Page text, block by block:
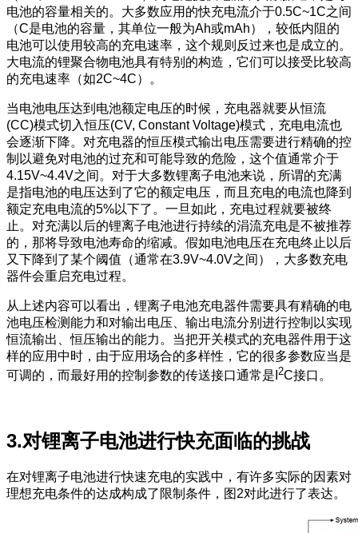
电池的容量相关的。大多数应用的快充电流介于0.5C~1C之间
（C是电池的容量，其单位一般为Ah或mAh），较低内阻的
电池可以使用较高的充电速率，这个规则反过来也是成立的。
大电流的锂聚合物电池具有特别的构造，它们可以接受比较高
的充电速率（如2C~4C）。
当电池电压达到电池额定电压的时候，充电器就要从恒流
(CC)模式切入恒压(CV, Constant Voltage)模式，充电电流也
会逐渐下降。对充电器的恒压模式输出电压需要进行精确的控
制以避免对电池的过充和可能导致的危险，这个值通常介于
4.15V~4.4V之间。对于大多数锂离子电池来说，所谓的充满
是指电池的电压达到了它的额定电压，而且充电的电流也降到
额定充电电流的5%以下了。一旦如此，充电过程就要被终
止。对充满以后的锂离子电池进行持续的涓流充电是不被推荐
的，那将导致电池寿命的缩减。假如电池电压在充电终止以后
又下降到了某个阈值（通常在3.9V~4.0V之间），大多数充电
器件会重启充电过程。
从上述内容可以看出，锂离子电池充电器件需要具有精确的电
池电压检测能力和对输出电压、输出电流分别进行控制以实现
恒流输出、恒压输出的能力。当把开关模式的充电器件用于这
样的应用中时，由于应用场合的多样性，它的很多参数应当是
可调的，而最好用的控制参数的传送接口通常是I 2C接口。
3.对锂离子电池进行快充面临的挑战
在对锂离子电池进行快速充电的实践中，有许多实际的因素对
理想充电条件的达成构成了限制条件，图2对此进行了表达。